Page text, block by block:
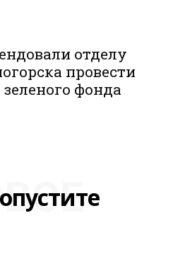
отделу
провести
фонда